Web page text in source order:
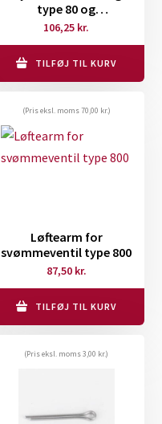
type 80 og
svømmeventil type 825
106,25 kr.
TILFØJ TIL KURV
(Pris eksl. moms70,00 kr.)
Løftearm for
svømmeventil type 800
87,50 kr.
TILFØJ TIL KURV
(Pris eksl. moms3,00 kr.)